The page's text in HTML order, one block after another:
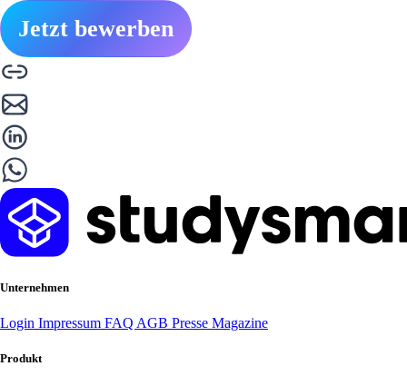
Jetzt bewerben
Unternehmen
Login Impressum FAQ AGB Presse Magazine
Produkt